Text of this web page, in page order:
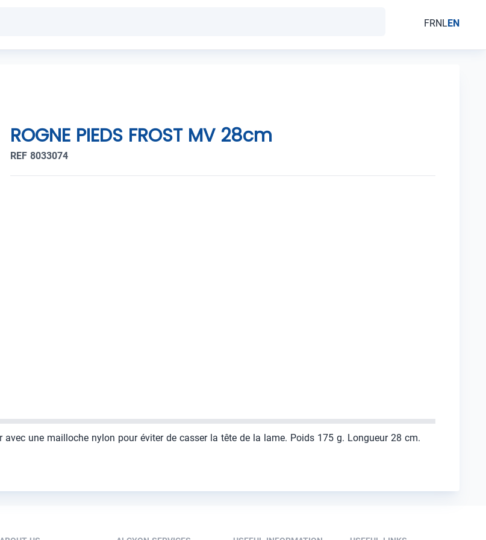
FRNLEN
ROGNE PIEDS FROST MV 28cm
REF 8033074
une mailloche nylon pour éviter de casser la tête de la lame. Poids 175 g. Longueur 28 cm.